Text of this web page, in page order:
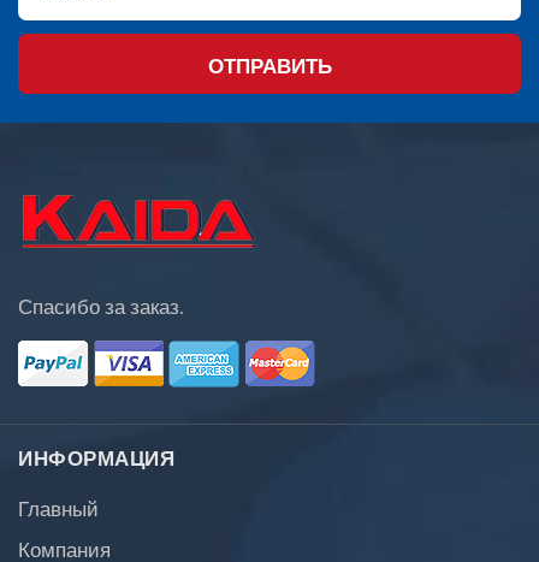
ОТПРАВИТЬ
Спасибо за заказ.
ИНФОРМАЦИЯ
Главный
Компания